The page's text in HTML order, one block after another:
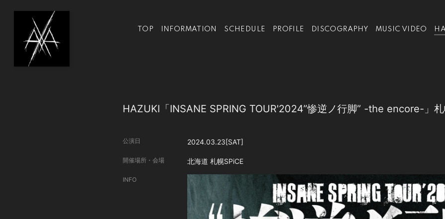
TOP INFORMATION SCHEDULE PROFILE DISCOGRAPHY MUSIC VIDEO
HAZUKI「INSANE SPRING TOUR'2024”惨逆ノ行脚” -the encore-」
公演日 2024.03.23[SAT]
開催場所・会場 北海道 札幌SPiCE
INFO